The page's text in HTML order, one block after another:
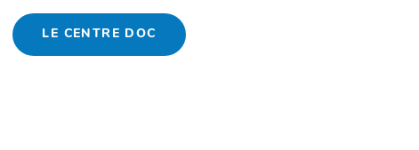
LE CENTRE DOC